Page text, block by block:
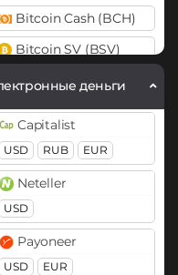
Bitcoin Cash (BCH)
Bitcoin SV (BSV)
Cardano (ADA)
Cosmos (ATOM)
DASH
Dogecoin (DOGE)
DOGE
Polkadot (DOT)
DOT
деньги
Capitalist
USD RUB EUR
Neteller
USD
Payoneer
USD EUR